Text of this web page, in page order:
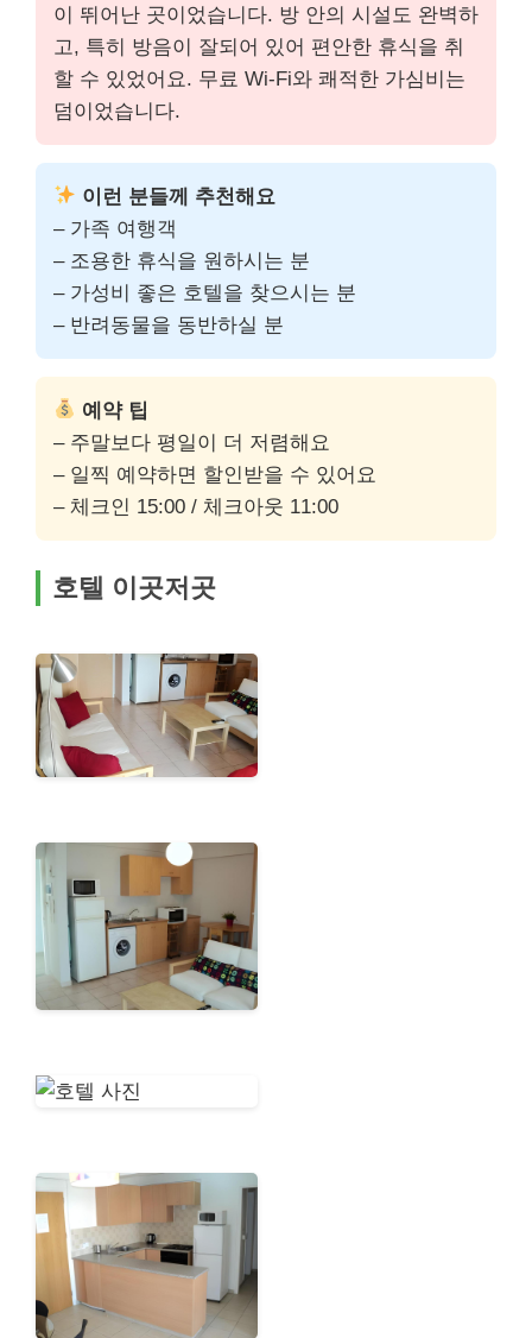
이 뛰어난 곳이었습니다. 방 안의 시설도 완벽하
고, 특히 방음이 잘되어 있어 편안한 휴식을 취
할 수 있었어요. 무료 Wi-Fi와 쾌적한 가심비는
덤이었습니다.
이런 분들께 추천해요
– 가족 여행객
– 조용한 휴식을 원하시는 분
– 가성비 좋은 호텔을 찾으시는 분
– 반려동물을 동반하실 분
예약 팁
– 주말보다 평일이 더 저렴해요
– 일찍 예약하면 할인받을 수 있어요
– 체크인 15:00 / 체크아웃 11:00
호텔 이곳저곳